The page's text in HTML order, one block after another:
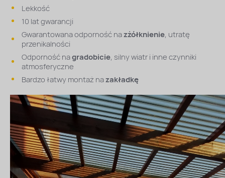
Lekkość
10 lat gwarancji
Gwarantowana odporność nazżółknienie, utratę
przenikalności
Odporność nagradobicie, silny wiatr i inne czynniki
atmosferyczne
Bardzo łatwy montaż nazakładkę